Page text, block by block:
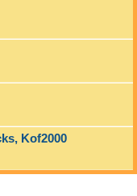
Kof2000